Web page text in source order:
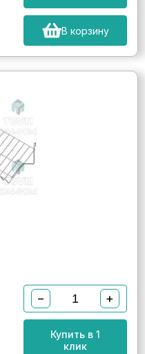
В корзину
− +
Купить в 1
клик